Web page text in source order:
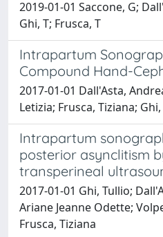
2019-01-01 Saccone, G;
Ghi, T; Frusca, T
Intrapartum
Compound Hand-
2017-01-01 Dall'Asta,
Letizia; Frusca, Tiziana;
Intrapartum
posterior asynclitism
transperineal
2017-01-01 Ghi, Tullio;
Ariane Jeanne Odette;
Frusca, Tiziana